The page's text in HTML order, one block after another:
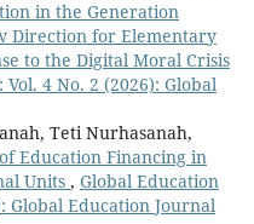
in the Generation
Direction for Elementary
to the Digital Moral Crisis
4 No. 2 (2026): Global
Teti Nurhasanah,
Education Financing in
Units , Global Education
Global Education Journal